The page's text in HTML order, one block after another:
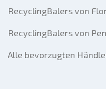
RecyclingBalers von
RecyclingBalers von
Alle bevorzugten